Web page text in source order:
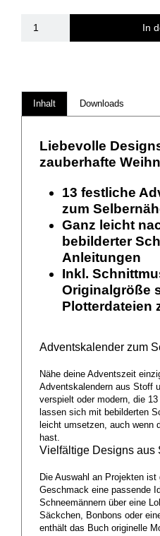
In
Inhalt Downloads
Liebevolle
zauberhafte
13 festliche
zum
Ganz leicht
bebilderter
Anleitungen
Inkl.
Originalgröße
Plotterdateien
Adventskalender zum
Nähe deine Adventszeit
Adventskalendern aus Stoff
verspielt oder modern, die
lassen sich mit bebilderten
leicht umsetzen, auch wenn
hast.
Vielfältige Designs aus
Die Auswahl an Projekten
Geschmack eine passende
Schneemännern über eine
Säckchen, Bonbons oder
enthält das Buch originelle